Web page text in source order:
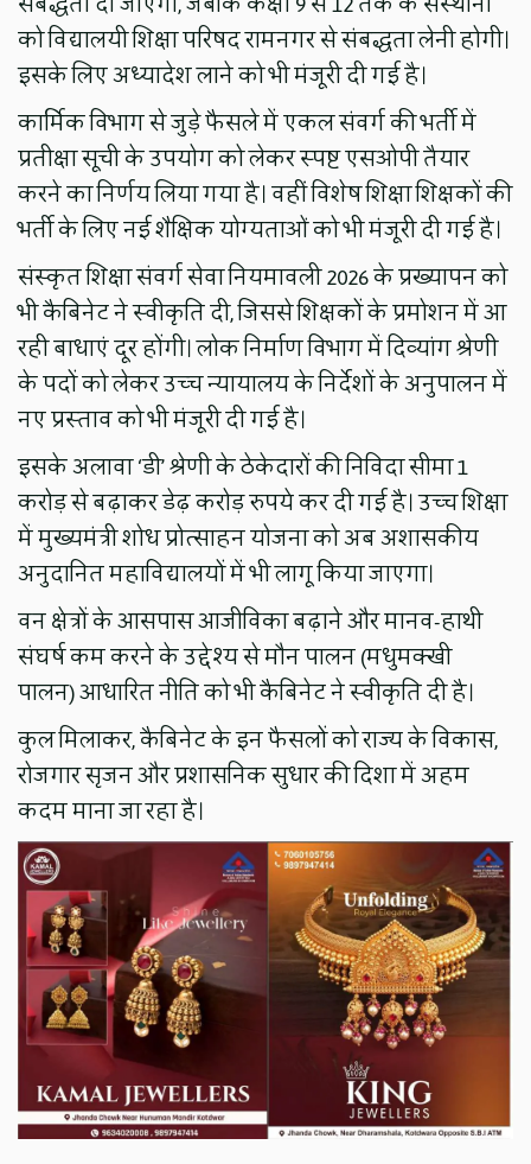
को विद्यालयी शिक्षा परिषद रामनगर से संबद्धता लेनी होगी।
इसके लिए अध्यादेश लाने को भी मंजूरी दी गई है।
कार्मिक विभाग से जुड़े फैसले में एकल संवर्ग की भर्ती में
प्रतीक्षा सूची के उपयोग को लेकर स्पष्ट एसओपी तैयार
करने का निर्णय लिया गया है। वहीं विशेष शिक्षा शिक्षकों की
भर्ती के लिए नई शैक्षिक योग्यताओं को भी मंजूरी दी गई है।
संस्कृत शिक्षा संवर्ग सेवा नियमावली 2026 के प्रख्यापन को
भी कैबिनेट ने स्वीकृति दी, जिससे शिक्षकों के प्रमोशन में आ
रही बाधाएं दूर होंगी। लोक निर्माण विभाग में दिव्यांग श्रेणी
के पदों को लेकर उच्च न्यायालय के निर्देशों के अनुपालन में
नए प्रस्ताव को भी मंजूरी दी गई है।
इसके अलावा ‘डी’ श्रेणी के ठेकेदारों की निविदा सीमा 1
करोड़ से बढ़ाकर डेढ़ करोड़ रुपये कर दी गई है। उच्च शिक्षा
में मुख्यमंत्री शोध प्रोत्साहन योजना को अब अशासकीय
अनुदानित महाविद्यालयों में भी लागू किया जाएगा।
वन क्षेत्रों के आसपास आजीविका बढ़ाने और मानव-हाथी
संघर्ष कम करने के उद्देश्य से मौन पालन (मधुमक्खी
पालन) आधारित नीति को भी कैबिनेट ने स्वीकृति दी है।
कुल मिलाकर, कैबिनेट के इन फैसलों को राज्य के विकास,
रोजगार सृजन और प्रशासनिक सुधार की दिशा में अहम
कदम माना जा रहा है।